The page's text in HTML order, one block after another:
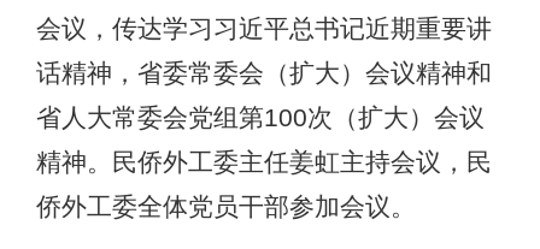
会议 ， 传达学习习近平总书记近期重要讲
话精神，省委常委会（扩大）会议精神和
省人大常委会党组第100次 （扩大）会议
精神。
民侨外工委主任姜虹主持会议，民
侨外工委全体党员干部参加会议。